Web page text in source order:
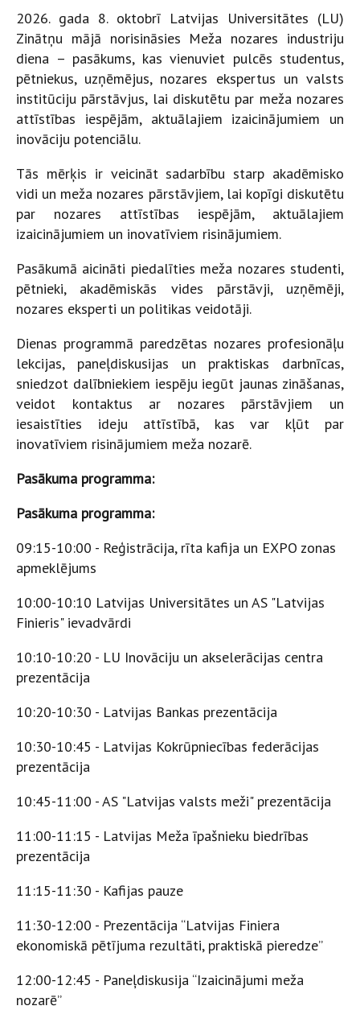
2026. gada 8. oktobrī Latvijas Universitātes (LU)
Zinātņu mājā norisināsies Meža nozares industriju
diena – pasākums, kas vienuviet pulcēs studentus,
pētniekus, uzņēmējus, nozares ekspertus un valsts
institūciju pārstāvjus, lai diskutētu par meža nozares
attīstības iespējām, aktuālajiem izaicinājumiem un
inovāciju potenciālu.
Tās mērķis ir veicināt sadarbību starp akadēmisko
vidi un meža nozares pārstāvjiem, lai kopīgi diskutētu
par nozares attīstības iespējām, aktuālajiem
izaicinājumiem un inovatīviem risinājumiem.
​Pasākumā aicināti piedalīties meža nozares studenti,
pētnieki, akadēmiskās vides pārstāvji, uzņēmēji,
nozares eksperti un politikas veidotāji.
​Dienas programmā paredzētas nozares profesionāļu
lekcijas, paneļdiskusijas un praktiskas darbnīcas,
sniedzot dalībniekiem iespēju iegūt jaunas zināšanas,
veidot kontaktus ar nozares pārstāvjiem un
iesaistīties ideju attīstībā, kas var kļūt par
inovatīviem risinājumiem meža nozarē.
​Pasākuma programma:
Pasākuma programma:
​09:15-10:00 - Reģistrācija, rīta kafija un EXPO zonas
apmeklējums
​10:00-10:10 Latvijas Universitātes un AS "Latvijas
Finieris" ievadvārdi
​10:10-10:20 - LU Inovāciju un akselerācijas centra
prezentācija
​10:20-10:30 - Latvijas Bankas prezentācija
​10:30-10:45 - Latvijas Kokrūpniecības federācijas
prezentācija
​10:45-11:00 - AS "Latvijas valsts meži" prezentācija
​11:00-11:15 - Latvijas Meža īpašnieku biedrības
prezentācija
​11:15-11:30 - Kafijas pauze
​11:30-12:00 - Prezentācija “Latvijas Finiera
ekonomiskā pētījuma rezultāti, praktiskā pieredze”
​12:00-12:45 - Paneļdiskusija “Izaicinājumi meža
nozarē”